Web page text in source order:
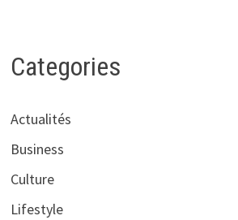
Categories
Actualités
Business
Culture
Lifestyle